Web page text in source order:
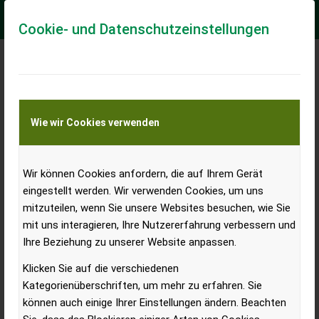
Cookie- und Datenschutzeinstellungen
Wie wir Cookies verwenden
Wir können Cookies anfordern, die auf Ihrem Gerät
eingestellt werden. Wir verwenden Cookies, um uns
mitzuteilen, wenn Sie unsere Websites besuchen, wie Sie
mit uns interagieren, Ihre Nutzererfahrung verbessern und
Ihre Beziehung zu unserer Website anpassen.
Klicken Sie auf die verschiedenen
Kategorienüberschriften, um mehr zu erfahren. Sie
können auch einige Ihrer Einstellungen ändern. Beachten
empfangen US
Werk in St. Valentin
Am 19. Januar begrüßten Case IH und STEYR®
mit Stolz den US-Arbeitsminister Martin J.
Walsh sowie die US-Botschafterin Victoria
Kennedy im Werk in St. Valentin.